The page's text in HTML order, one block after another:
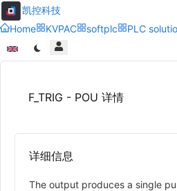
凯控科技
Home
KVPAC softplc PLC
F_TRIG - POU 详情
详细信息
The output produces a single